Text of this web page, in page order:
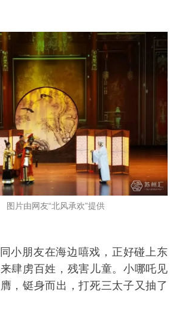
图片由网友“北风承欢”提供
小朋友在海边嘻戏，正好碰上东
肆虏百姓，残害儿童。小哪吒见
，铤身而出，打死三太子又抽了